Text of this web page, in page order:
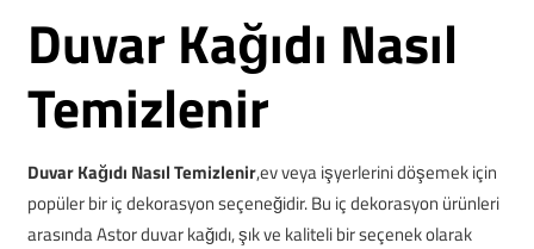
Duvar Kağıdı Nasıl
Temizlenir
Duvar Kağıdı Nasıl Temizlenir,ev veya işyerlerini döşemek için
popüler bir iç dekorasyon seçeneğidir. Bu iç dekorasyon ürünleri
arasında Astor duvar kağıdı, şık ve kaliteli bir seçenek olarak